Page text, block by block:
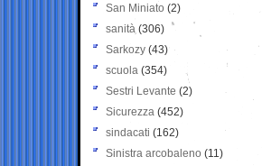
San Miniato (2)
sanità (306)
Sarkozy (43)
scuola (354)
Sestri Levante (2)
Sicurezza (452)
sindacati (162)
Sinistra arcobaleno (11)